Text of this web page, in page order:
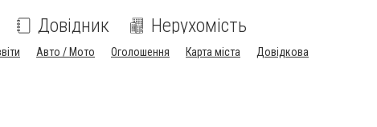
Довідник Нерухомість
Авто / Мото Оголошення Карта міста Довідкова